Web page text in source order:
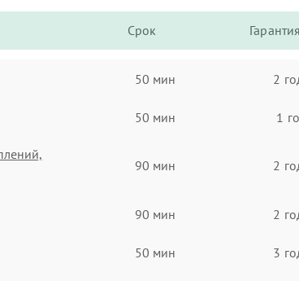
Срок Гарантия
50 мин 2
50 мин 1
90 мин 2
90 мин 2
50 мин 3